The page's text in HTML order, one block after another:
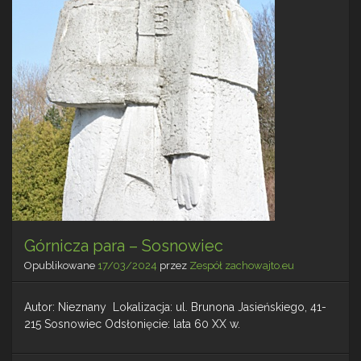
Górnicza para – Sosnowiec
Opublikowane 17/03/2024 przez Zespół zachowajto.eu
Autor: Nieznany Lokalizacja: ul. Brunona Jasieńskiego, 41-
215 Sosnowiec Odsłonięcie: lata 60 XX w.